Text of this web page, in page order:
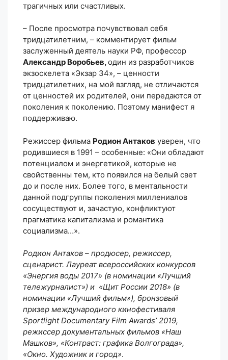
трагичных или счастливых.
– После просмотра почувствовал себя
тридцатилетним, – комментирует фильм
заслуженный деятель науки РФ, профессор
Александр Воробьев,один из разработчиков
экзоскелета «Экзар 34», – ценности
тридцатилетних, на мой взгляд, не отличаются
от ценностей их родителей, они передаются от
поколения к поколению. Поэтому манифест я
поддерживаю.
Режиссер фильма Родион Антаков уверен, что
родившиеся в 1991 – особенные: «Они обладают
потенциалом и энергетикой, которые не
свойственны тем, кто появился на белый свет
до и после них. Более того, в ментальности
данной подгруппы поколения миллениалов
сосуществуют и, зачастую, конфликтуют
прагматика капитализма и романтика
социализма…».
Родион Антаков – продюсер, режиссер,
сценарист. Лауреат всероссийских конкурсов
«Энергия воды 2017» (в номинации «Лучший
тележурналист») и «Щит России 2018» (в
номинации «Лучший фильм»), бронзовый
призер международного кинофестиваля
Sportlight Documentary Film Awards’ 2019,
режиссер документальных фильмов «Наш
Машков», «Контраст: графика Волгограда»,
«Окно. Художник и город».